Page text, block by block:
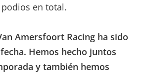
en total.
Amersfoort Racing ha sido
Hemos hecho juntos
y también hemos